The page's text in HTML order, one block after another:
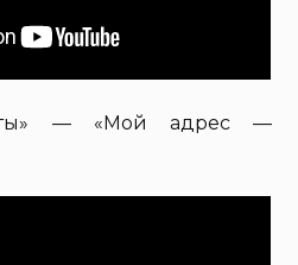
— «Мой адрес —